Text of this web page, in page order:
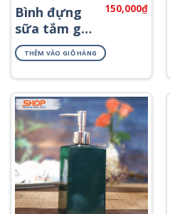
Bình đựng
sữa tắm gội
PKNT-44
150,000₫
THÊM VÀO GIỎ HÀNG